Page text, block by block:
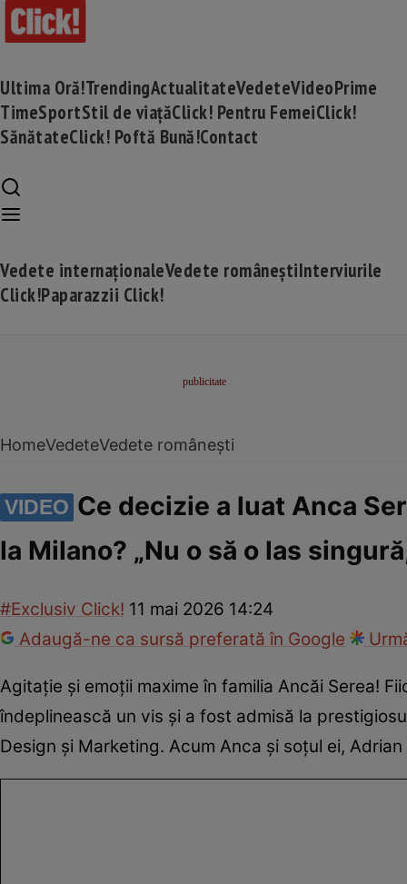
Ultima Oră!TrendingActualitateVedeteVideoPrime
TimeSportStil de viațăClick! Pentru FemeiClick!
SănătateClick! Poftă Bună!Contact
Vedete internaționaleVedete româneștiInterviurile
Click!Paparazzii Click!
HomeVedeteVedete românești
VIDEO Ce decizie a luat Anca
la Milano? „Nu o să o las
#Exclusiv Click! 11 mai 2026 14:24
Adaugă-ne ca sursă preferată în Google
Agitație și emoții maxime în familia Ancăi Serea!
îndeplinească un vis și a fost admisă la
Design și Marketing. Acum Anca și soțul ei,